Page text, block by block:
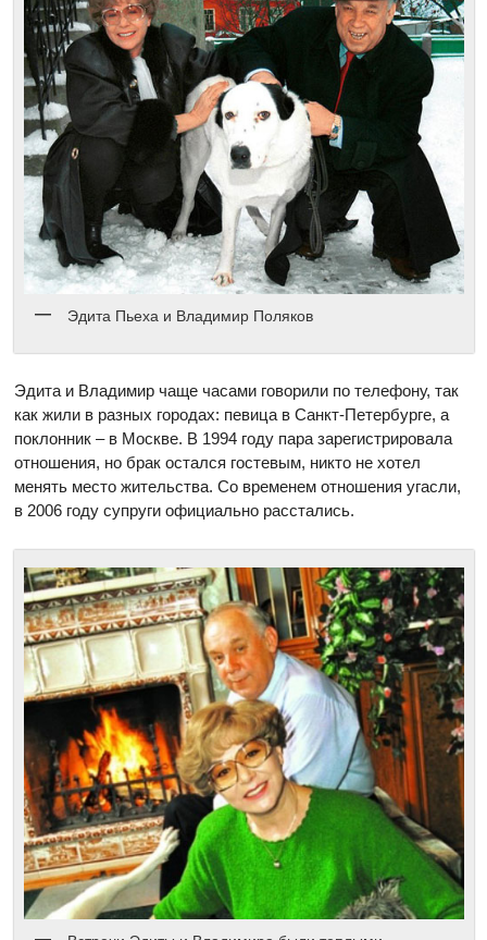
Эдита Пьеха и Владимир Поляков
Эдита и Владимир чаще часами говорили по телефону, так
как жили в разных городах: певица в Санкт-Петербурге, а
поклонник – в Москве. В 1994 году пара зарегистрировала
отношения, но брак остался гостевым, никто не хотел
менять место жительства. Со временем отношения угасли,
в 2006 году супруги официально расстались.